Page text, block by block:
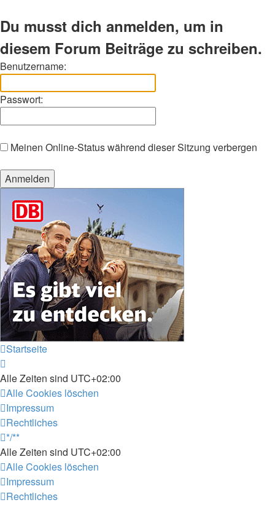
Du musst dich anmelden, um in
diesem Forum Beiträge zu schreiben.
Benutzername:
Passwort:
Meinen Online-Status während dieser Sitzung verbergen
Startseite
Alle Zeiten sind UTC+02:00
Alle Cookies löschen
Impressum
Rechtliches
*/**
Alle Zeiten sind UTC+02:00
Alle Cookies löschen
Impressum
Rechtliches